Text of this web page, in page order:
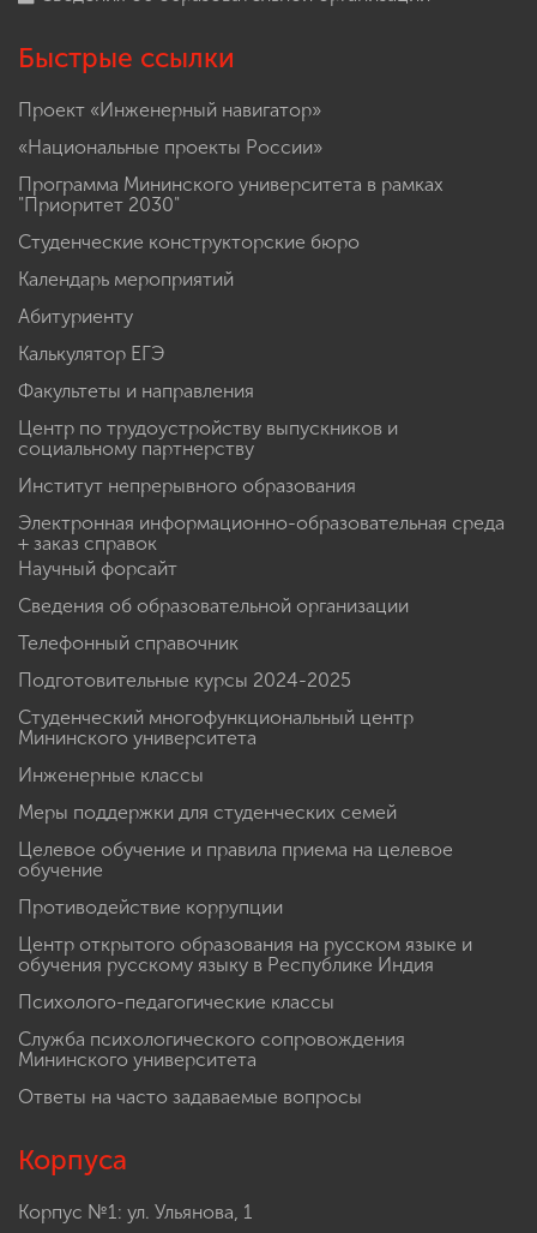
Быстрые ссылки
Проект «Инженерный навигатор»
«Национальные проекты России»
Программа Мининского университета в рамках
"Приоритет 2030"
Студенческие конструкторские бюро
Календарь мероприятий
Абитуриенту
Калькулятор ЕГЭ
Факультеты и направления
Центр по трудоустройству выпускников и
социальному партнерству
Институт непрерывного образования
Электронная информационно-образовательная среда
+ заказ справок
Научный форсайт
Сведения об образовательной организации
Телефонный справочник
Подготовительные курсы 2024-2025
Студенческий многофункциональный центр
Мининского университета
Инженерные классы
Меры поддержки для студенческих семей
Целевое обучение и правила приема на целевое
обучение
Противодействие коррупции
Центр открытого образования на русском языке и
обучения русскому языку в Республике Индия
Психолого-педагогические классы
Служба психологического сопровождения
Мининского университета
Ответы на часто задаваемые вопросы
Корпуса
Корпус №1: ул. Ульянова, 1